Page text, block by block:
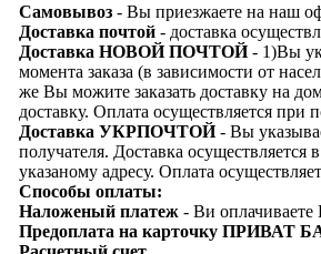
Самовывоз - Вы приезжаете на наш
Доставка почтой - доставка
Доставка НОВОЙ ПОЧТОЙ- 1)Вы
момента заказа (в зависимости от
же Вы можите заказать доставку на
доставку. Оплата осуществляется при
Доставка УКРПОЧТОЙ- Вы
получателя. Доставка
указаному адресу. Оплата
Способы оплаты:
Наложеный платеж - Ви оплачиваете
Предоплата на карточку ПРИВАТ